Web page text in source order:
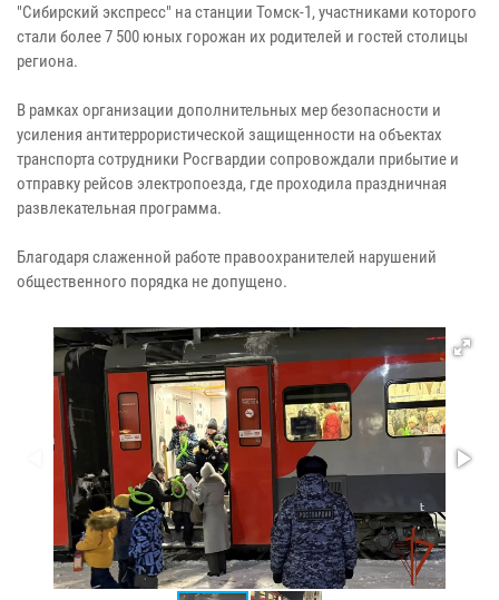
"Сибирский экспресс" на станции Томск-1, участниками которого
стали более 7 500 юных горожан их родителей и гостей столицы
региона.
В рамках организации дополнительных мер безопасности и
усиления антитеррористической защищенности на объектах
транспорта сотрудники Росгвардии сопровождали прибытие и
отправку рейсов электропоезда, где проходила праздничная
развлекательная программа.
Благодаря слаженной работе правоохранителей нарушений
общественного порядка не допущено.